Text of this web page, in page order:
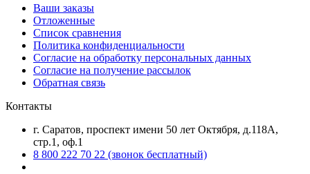
Ваши заказы
Отложенные
Список сравнения
Политика конфиденциальности
Согласие на обработку персональных данных
Согласие на получение рассылок
Обратная связь
Контакты
г. Саратов, проспект имени 50 лет Октября, д.118А,
стр.1, оф.1
8 800 222 70 22 (звонок бесплатный)